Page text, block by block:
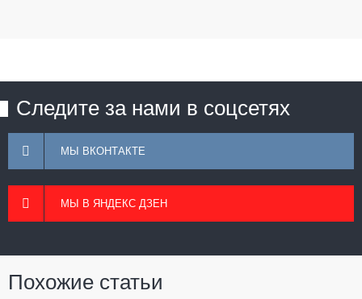
Следите за нами в соцсетях
МЫ ВКОНТАКТЕ
МЫ В ЯНДЕКС ДЗЕН
Похожие статьи